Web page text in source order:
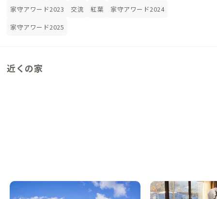
家守アワード2023
交流 紅葉
家守アワード2024
家守アワード2025
近くの家
津和野B邸 岩国A邸